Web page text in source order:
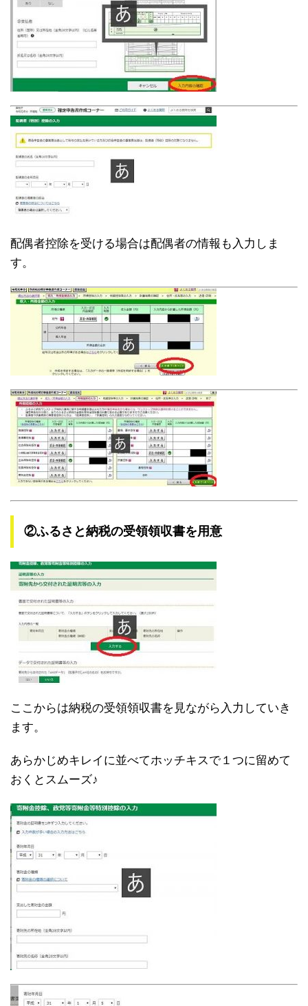
配偶者控除を受ける場合は配偶者の情報も入力しま
す。
②ふるさと納税の受領領収書を用意
ここからは納税の受領領収書を見ながら入力していき
ます。
あらかじめキレイに並べてホッチキスで１つに留めて
おくとスムーズ♪